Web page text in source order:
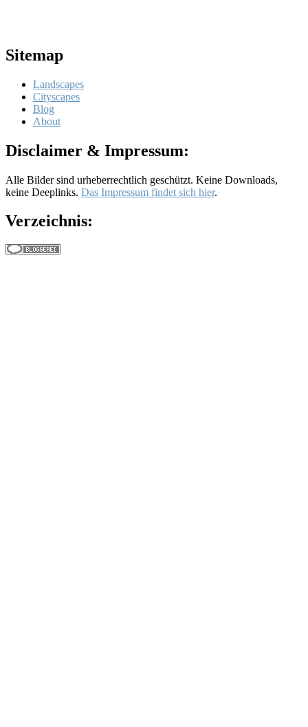
Sitemap
Landscapes
Cityscapes
Blog
About
Disclaimer & Impressum:
Alle Bilder sind urheberrechtlich geschützt. Keine Downloads,
keine Deeplinks. Das Impressum findet sich hier.
Verzeichnis: